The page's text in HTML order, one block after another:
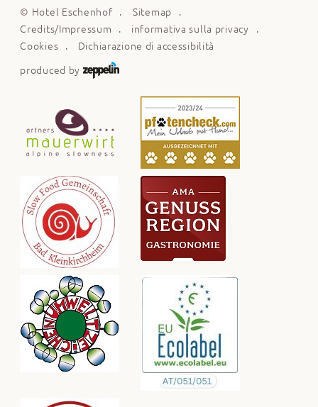
© Hotel Eschenhof
Sitemap
Credits/Impressum
informativa sulla privacy
Cookies
Dichiarazione di accessibilità
produced by